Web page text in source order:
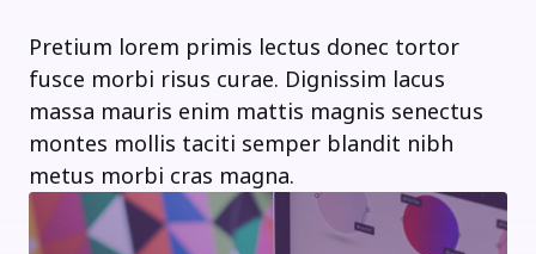
Pretium lorem primis lectus donec tortor
fusce morbi risus curae. Dignissim lacus
massa mauris enim mattis magnis senectus
montes mollis taciti semper blandit nibh
metus morbi cras magna.